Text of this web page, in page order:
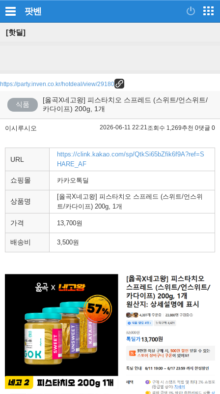
팟벤
[핫딜]
https://party.inven.co.kr/hotdeal/view/29180
식품
[옳곡X네고왕] 피스타치오 스프레드 (스위트/언스위트/
카다이프) 200g, 1개
이시루시오 2026-06-11 22:21조회수 1,269추천 0댓글 0
URL
https://clink.kakao.com/sp/QtkSi65bZfik6f9A?ref=S
HARE_AF
쇼핑몰 카카오톡딜
상품명
[옳곡X네고왕] 피스타치오 스프레드 (스위트/언스위
트/카다이프) 200g, 1개
가격 13,700원
배송비 3,500원